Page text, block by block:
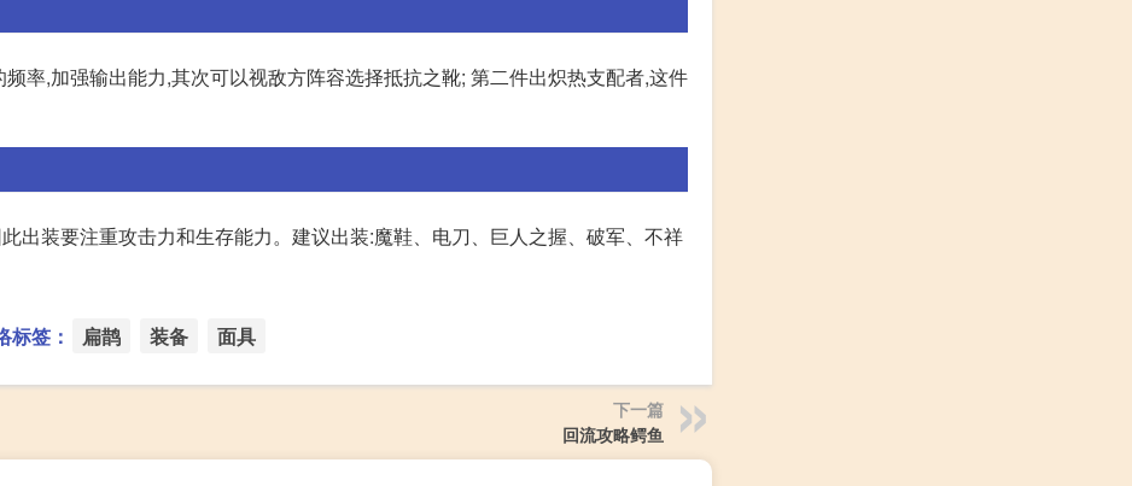
率,加强输出能力,其次可以视敌方阵容选择抵抗之靴; 第二件出炽热支配者,这件
出装要注重攻击力和生存能力。建议出装:魔鞋、电刀、巨人之握、破军、不祥
标签： 扁鹊 装备 面具
下一篇
回流攻略鳄鱼